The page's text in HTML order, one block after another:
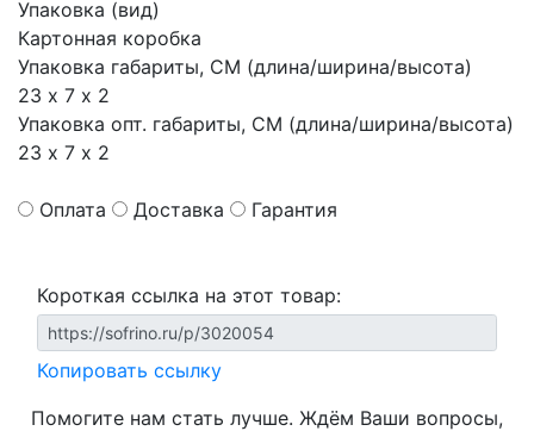
Упаковка (вид)
Картонная коробка
Упаковка габариты, СМ (длина/ширина/высота)
23 х 7 х 2
Упаковка опт. габариты, СМ (длина/ширина/высота)
23 х 7 х 2
Оплата Доставка Гарантия
Короткая ссылка на этот товар:
Копировать ссылку
Помогите нам стать лучше. Ждём Ваши вопросы,